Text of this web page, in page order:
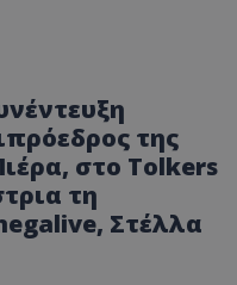
της
στο Tolkers
τη
Στέλλα